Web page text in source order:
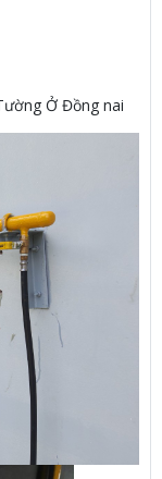
Ở Đồng nai